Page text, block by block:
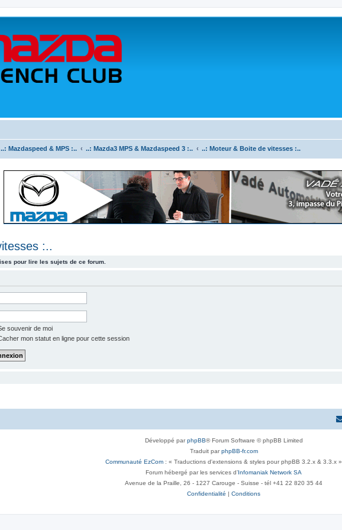
..: Mazdaspeed & MPS :.. ..: Mazda3 MPS & Mazdaspeed 3 :.. ..: Moteur & Boite de vitesses :..
:..
pour lire les sujets de ce forum.
souvenir de moi
mon statut en ligne pour cette session
Développé parphpBB® Forum Software © phpBB Limited
Traduit parphpBB-fr.com
Communauté EzCom : « Traductions d'extensions & styles pour phpBB 3.2.x & 3.3.x »
Forum hébergé par les services d’Infomaniak Network SA
Avenue de la Praille, 26 - 1227 Carouge - Suisse - tél +41 22 820 35 44
Confidentialité | Conditions